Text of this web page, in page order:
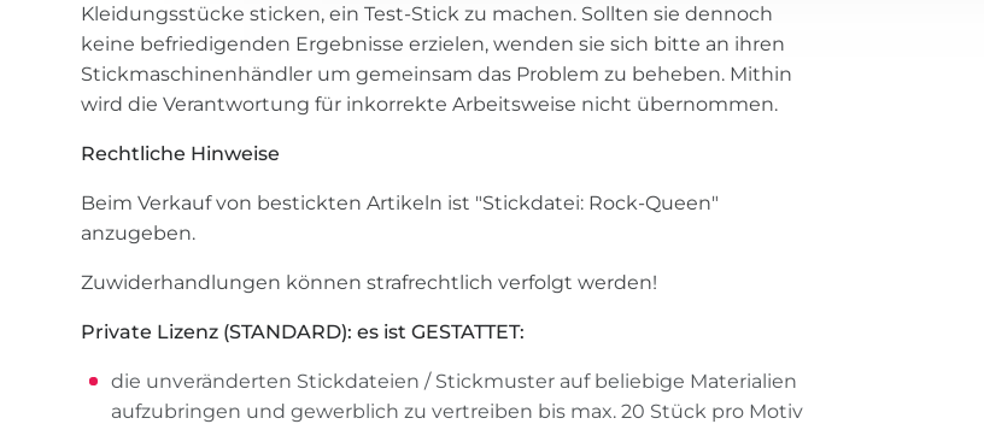
Kleidungsstücke sticken, ein Test-Stick zu machen. Sollten sie dennoch
keine befriedigenden Ergebnisse erzielen, wenden sie sich bitte an ihren
Stickmaschinenhändler um gemeinsam das Problem zu beheben. Mithin
wird die Verantwortung für inkorrekte Arbeitsweise nicht übernommen.
Rechtliche Hinweise
Beim Verkauf von bestickten Artikeln ist "Stickdatei: Rock-Queen"
anzugeben.
Zuwiderhandlungen können strafrechtlich verfolgt werden!
Private Lizenz (STANDARD): es ist GESTATTET:
die unveränderten Stickdateien / Stickmuster auf beliebige Materialien
aufzubringen und gewerblich zu vertreiben bis max. 20 Stück pro Motiv